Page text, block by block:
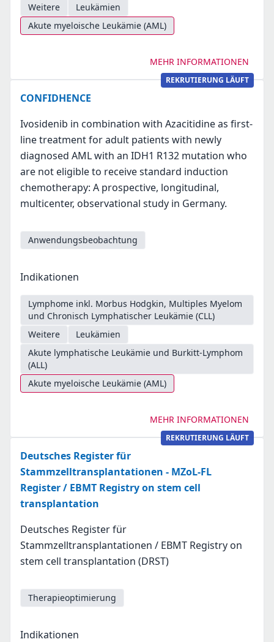
Weitere
Leukämien
Akute myeloische Leukämie (AML)
MEHR INFORMATIONEN
REKRUTIERUNG LÄUFT
CONFIDHENCE
Ivosidenib in combination with Azacitidine as first-
line treatment for adult patients with newly
diagnosed AML with an IDH1 R132 mutation who
are not eligible to receive standard induction
chemotherapy: A prospective, longitudinal,
multicenter, observational study in Germany.
Anwendungsbeobachtung
Indikationen
Lymphome inkl. Morbus Hodgkin, Multiples Myelom
und Chronisch Lymphatischer Leukämie (CLL)
Weitere
Leukämien
Akute lymphatische Leukämie und Burkitt-Lymphom
(ALL)
Akute myeloische Leukämie (AML)
MEHR INFORMATIONEN
REKRUTIERUNG LÄUFT
Deutsches Register für
Stammzelltransplantationen - MZoL-FL
Register / EBMT Registry on stem cell
transplantation
Deutsches Register für
Stammzelltransplantationen / EBMT Registry on
stem cell transplantation (DRST)
Therapieoptimierung
Indikationen